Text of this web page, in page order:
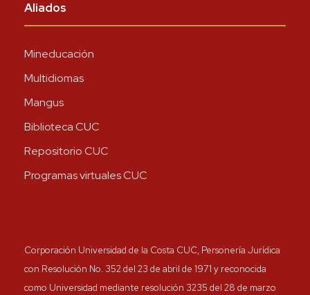
Aliados
Mineducación
Multidiomas
Mangus
Biblioteca CUC
Repositorio CUC
Programas virtuales CUC
Corporación Universidad de la Costa CUC, Personería Jurídica
con Resolución No. 352 del 23 de abril de 1971 y reconocida
como Universidad mediante resolución 3235 del 28 de marzo